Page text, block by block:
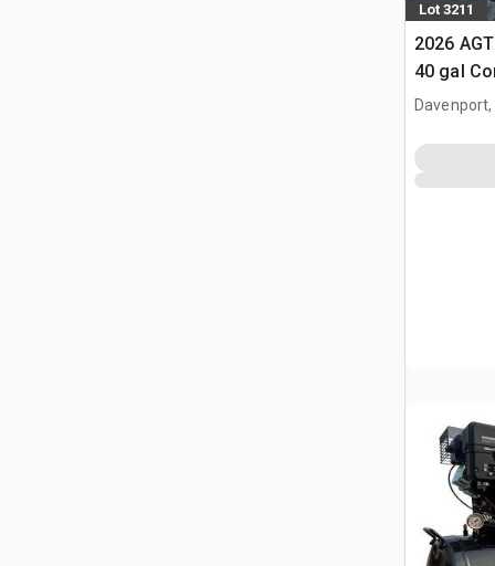
Lot 3211
2026
40 gal
(Unused)
Davenport,